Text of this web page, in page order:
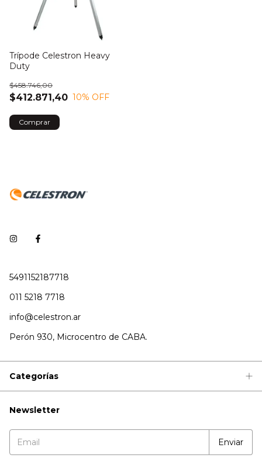
Trípode Celestron Heavy
Duty
$412.871,40
$458.746,00
10% OFF
5491152187718
011 5218 7718
info@celestron.ar
Perón 930, Microcentro de CABA.
Categorías
Newsletter